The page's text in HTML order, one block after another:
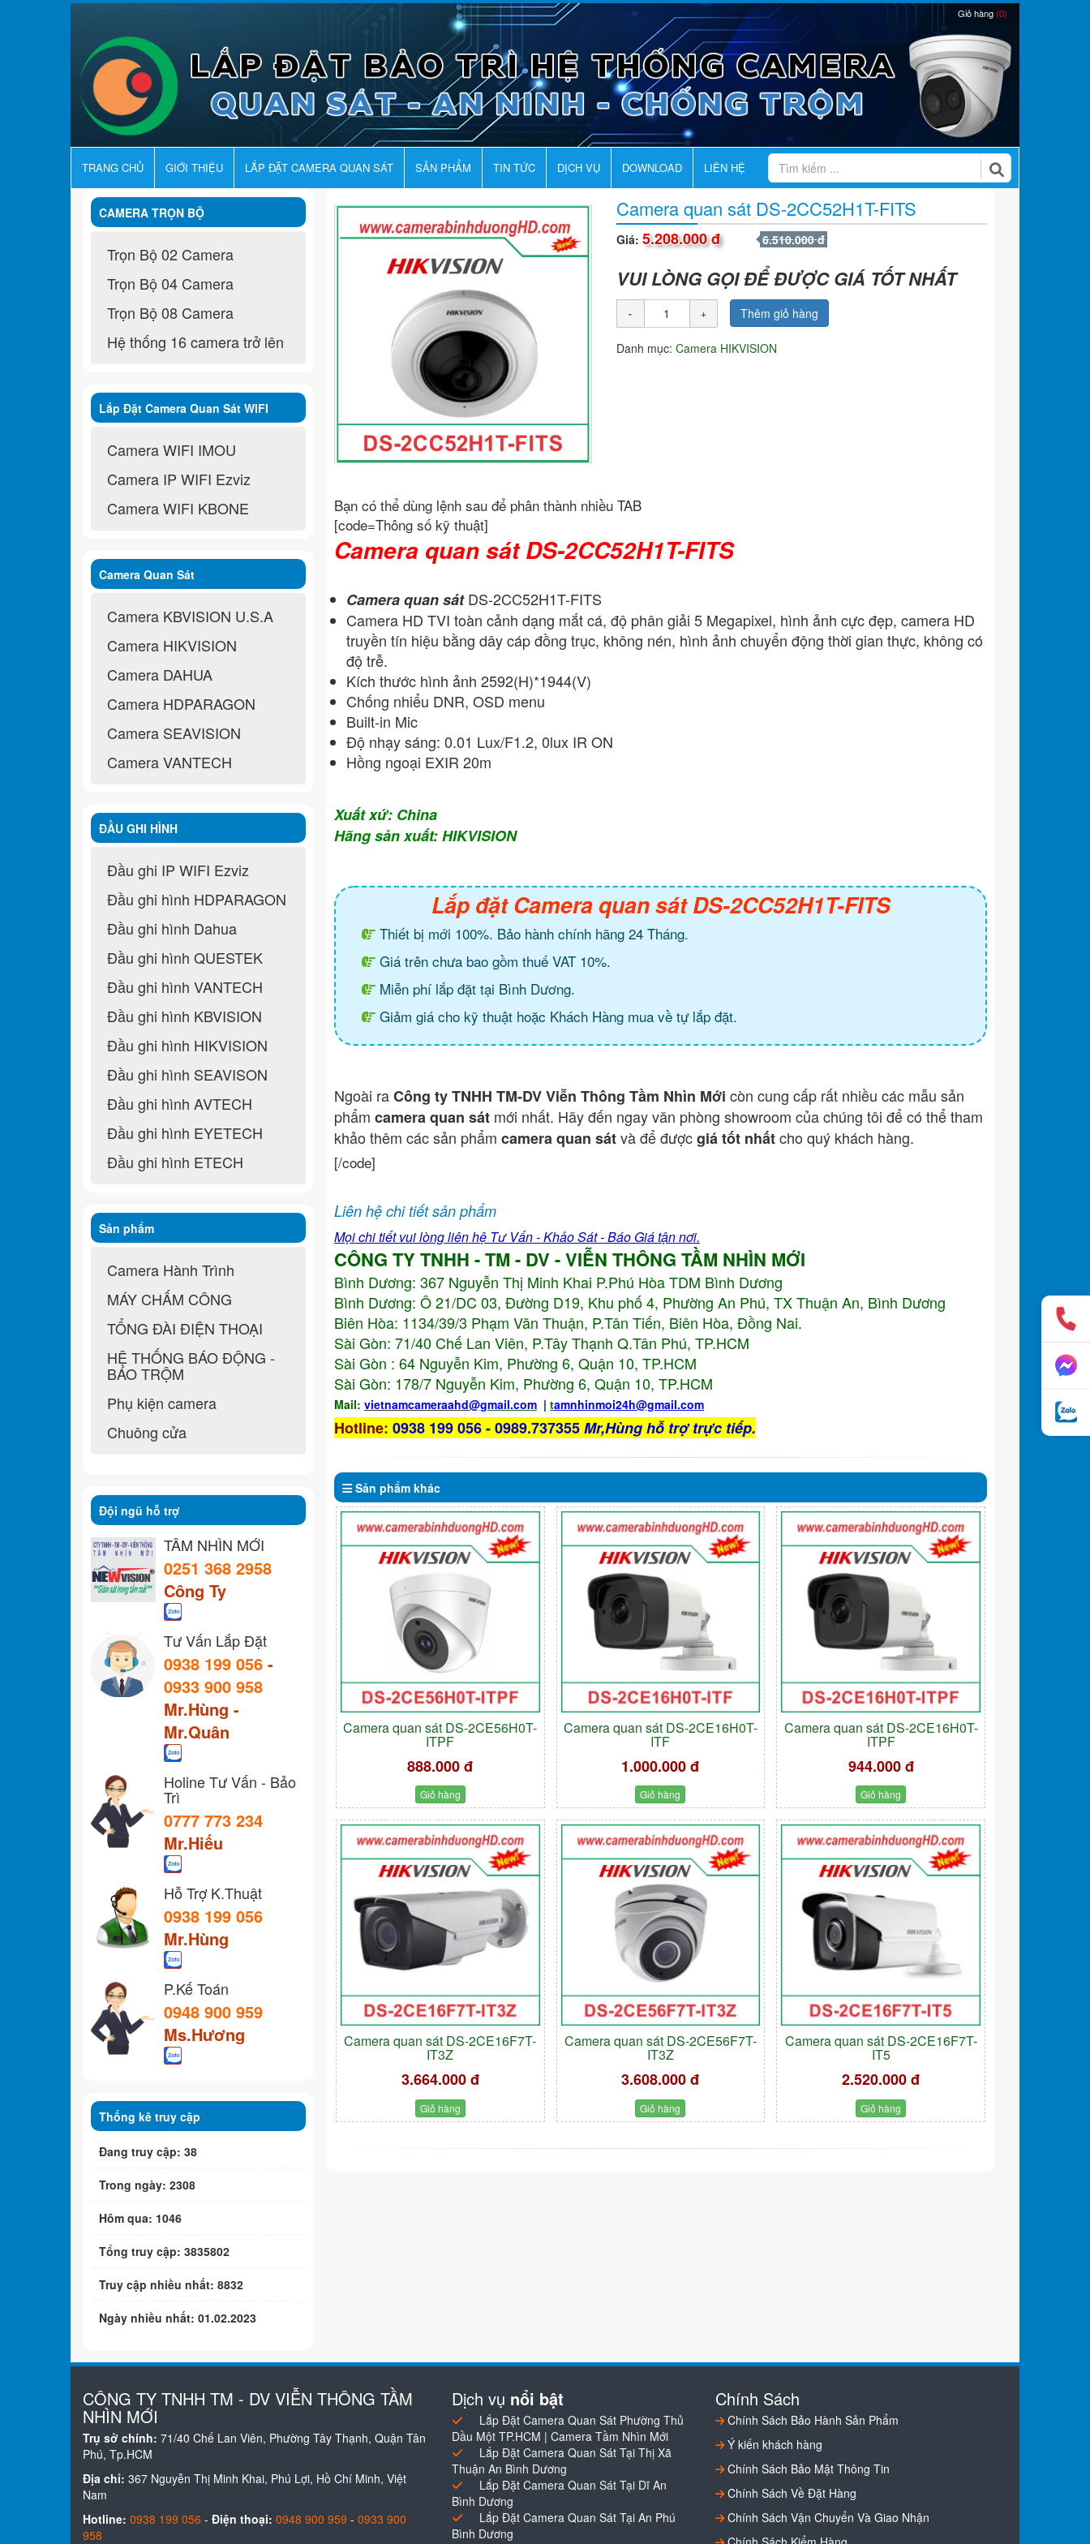
Giỏ hàng(0)
TRANG CHỦ GIỚI THIỆU LẮP ĐẶT CAMERA QUAN SÁT SẢN PHẨM TIN TỨC DỊCH VỤ DOWNLOAD LIÊN HỆ
Camera quan sát DS-2CC52H1T-FITS
Giá: 5.208.000 đ 6.510.000 đ
VUI LÒNG GỌI ĐỂ ĐƯỢC GIÁ TỐT NHẤT
Thêm giỏ hàng
Danh mục: Camera HIKVISION
Bạn có thể dùng lệnh sau để phân thành nhiều TAB
[code=Thông số kỹ thuật]
Camera quan sát DS-2CC52H1T-FITS
Camera quan sátDS-2CC52H1T-FITS
Camera HD TVI toàn cảnh dạng mắt cá, độ phân giải 5 Megapixel, hình ảnh cực đẹp, camera HD
truyền tín hiệu bằng dây cáp đồng trục, không nén, hình ảnh chuyển động thời gian thực, không có
độ trễ.
Kích thước hình ảnh 2592(H)*1944(V)
Chống nhiểu DNR, OSD menu
Built-in Mic
Độ nhạy sáng: 0.01 Lux/F1.2, 0lux IR ON
Hồng ngoại EXIR 20m
Xuất xứ: China
Hãng sản xuất: HIKVISION
Lắp đặt Camera quan sát DS-2CC52H1T-FITS
Thiết bị mới 100%. Bảo hành chính hãng 24 Tháng.
Giá trên chưa bao gồm thuế VAT 10%.
Miễn phí lắp đặt tại Bình Dương.
Giảm giá cho kỹ thuật hoặc Khách Hàng mua về tự lắp đặt.
Ngoài raCông ty TNHH TM-DV Viễn Thông Tầm Nhìn Mới còn cung cấp rất nhiều các mẫu sản
phẩm camera quan sát mới nhất. Hãy đến ngay văn phòng showroom của chúng tôi để có thể tham
khảo thêm các sản phẩm camera quan sátvà để đượcgiá tốt nhấtcho quý khách hàng.
[/code]
Liên hệ chi tiết sản phẩm
Mọi chi tiết vui lòng liên hệ Tư Vấn - Khảo Sát - Báo Giá tận nơi.
CÔNG TY TNHH - TM - DV - VIỄN THÔNG TẦM NHÌN MỚI
Bình Dương: 367 Nguyễn Thị Minh Khai P.Phú Hòa TDM Bình Dương
Bình Dương: Ô 21/DC 03, Đường D19, Khu phố 4, Phường An Phú, TX Thuận An, Bình Dương
Biên Hòa: 1134/39/3 Phạm Văn Thuận, P.Tân Tiến, Biên Hòa, Đồng Nai.
Sài Gòn: 71/40 Chế Lan Viên, P.Tây Thạnh Q.Tân Phú, TP.HCM
Sài Gòn : 64 Nguyễn Kim, Phường 6, Quận 10, TP.HCM
Sài Gòn: 178/7 Nguyễn Kim, Phường 6, Quận 10, TP.HCM
Mail: vietnamcameraahd@gmail.com | tamnhinmoi24h@gmail.com
Hotline: 0938 199 056 - 0989.737355Mr,Hùng hỗ trợ trực tiếp.
Sản phẩm khác
Camera quan sát DS-2CE56H0T-
ITPF
888.000 đ
Giỏ hàng
Camera quan sát DS-2CE16H0T-
ITF
1.000.000 đ
Giỏ hàng
Camera quan sát DS-2CE16H0T-
ITPF
944.000 đ
Giỏ hàng
Camera quan sát DS-2CE16F7T-
IT3Z
3.664.000 đ
Giỏ hàng
Camera quan sát DS-2CE56F7T-
IT3Z
3.608.000 đ
Giỏ hàng
Camera quan sát DS-2CE16F7T-
IT5
2.520.000 đ
Giỏ hàng
CAMERA TRỌN BỘ
Trọn Bộ 02 Camera
Trọn Bộ 04 Camera
Trọn Bộ 08 Camera
Hệ thống 16 camera trở lên
Lắp Đặt Camera Quan Sát WIFI
Không Dây
Camera WIFI IMOU
Camera IP WIFI Ezviz
Camera WIFI KBONE
Camera Quan Sát
Camera KBVISION U.S.A
Camera HIKVISION
Camera DAHUA
Camera HDPARAGON
Camera SEAVISION
Camera VANTECH
ĐẦU GHI HÌNH
Đầu ghi IP WIFI Ezviz
Đầu ghi hình HDPARAGON
Đầu ghi hình Dahua
Đầu ghi hình QUESTEK
Đầu ghi hình VANTECH
Đầu ghi hình KBVISION
Đầu ghi hình HIKVISION
Đầu ghi hình SEAVISON
Đầu ghi hình AVTECH
Đầu ghi hình EYETECH
Đầu ghi hình ETECH
Sản phẩm
Camera Hành Trình
MÁY CHẤM CÔNG
TỔNG ĐÀI ĐIỆN THOẠI
HỆ THỐNG BÁO ĐỘNG -
BÁO TRỘM
Phụ kiện camera
Chuông cửa
Đội ngũ hỗ trợ
TẦM NHÌN MỚI
0251 368 2958
Công Ty
Tư Vấn Lắp Đặt
0938 199 056 -
0933 900 958
Mr.Hùng -
Mr.Quân
Holine Tư Vấn - Bảo
Trì
0777 773 234
Mr.Hiếu
Hỗ Trợ K.Thuật
0938 199 056
Mr.Hùng
P.Kế Toán
0948 900 959
Ms.Hương
Thống kê truy cập
Đang truy cập: 38
Trong ngày: 2308
Hôm qua: 1046
Tổng truy cập: 3835802
Truy cập nhiều nhất: 8832
Ngày nhiều nhất: 01.02.2023
CÔNG TY TNHH TM - DV VIỄN THÔNG TẦM
NHÌN MỚI
Trụ sở chính: 71/40 Chế Lan Viên, Phường Tây Thạnh, Quận Tân
Phú, Tp.HCM
Địa chỉ: 367 Nguyễn Thị Minh Khai, Phú Lợi, Hồ Chí Minh, Việt
Nam
Hotline: 0938 199 056 - Điện thoại: 0948 900 959 - 0933 900
958
Dịch vụ nổi bật
Lắp Đặt Camera Quan Sát Phường Thủ
Dầu Một TP.HCM | Camera Tầm Nhìn Mới
Lắp Đặt Camera Quan Sát Tại Thị Xã
Thuận An Bình Dương
Lắp Đặt Camera Quan Sát Tại Dĩ An
Bình Dương
Lắp Đặt Camera Quan Sát Tại An Phú
Bình Dương
Chính Sách
Chính Sách Bảo Hành Sản Phẩm
Ý kiến khách hàng
Chính Sách Bảo Mật Thông Tin
Chính Sách Về Đặt Hàng
Chính Sách Vận Chuyển Và Giao Nhận